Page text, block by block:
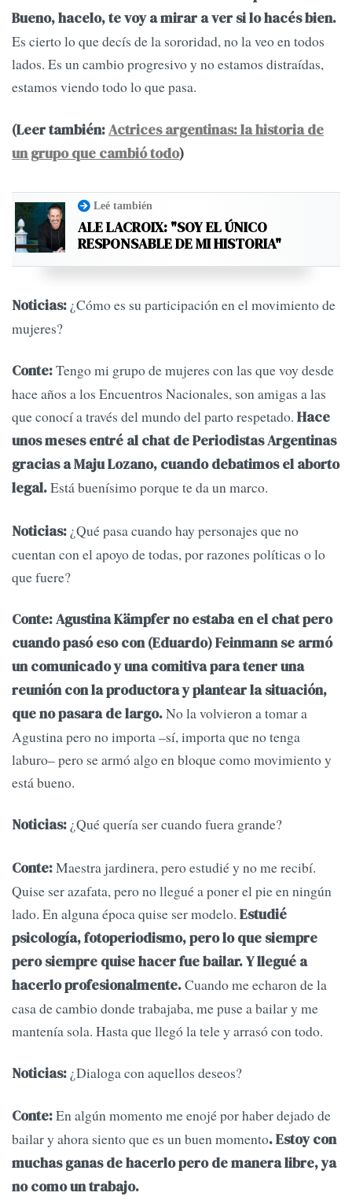
Bueno, hacelo, te voy a mirar a ver si lo hacés bien.
Es cierto lo que decís de la sororidad, no la veo en todos
lados. Es un cambio progresivo y no estamos distraídas,
estamos viendo todo lo que pasa.
(Leer también:Actrices argentinas: la historia de
un grupo que cambió todo)
Leé también
ALE LACROIX: "SOY EL ÚNICO
RESPONSABLE DE MI HISTORIA"
Noticias: ¿Cómo es su participación en el movimiento de
mujeres?
Conte:Tengo mi grupo de mujeres con las que voy desde
hace años a los Encuentros Nacionales, son amigas a las
que conocí a través del mundo del parto respetado. Hace
unos meses entré al chat de Periodistas Argentinas
gracias a Maju Lozano, cuando debatimos el aborto
legal.Está buenísimo porque te da un marco.
Noticias: ¿Qué pasa cuando hay personajes que no
cuentan con el apoyo de todas, por razones políticas o lo
que fuere?
Conte:Agustina Kämpfer no estaba en el chat pero
cuando pasó eso con (Eduardo) Feinmann se armó
un comunicado y una comitiva para tener una
reunión con la productora y plantear la situación,
que no pasara de largo.No la volvieron a tomar a
Agustina pero no importa –sí, importa que no tenga
laburo– pero se armó algo en bloque como movimiento y
está bueno.
Noticias: ¿Qué quería ser cuando fuera grande?
Conte:Maestra jardinera, pero estudié y no me recibí.
Quise ser azafata, pero no llegué a poner el pie en ningún
lado. En alguna época quise ser modelo. Estudié
psicología, fotoperiodismo, pero lo que siempre
pero siempre quise hacer fue bailar. Y llegué a
hacerlo profesionalmente.Cuando me echaron de la
casa de cambio donde trabajaba, me puse a bailar y me
mantenía sola. Hasta que llegó la tele y arrasó con todo.
Noticias: ¿Dialoga con aquellos deseos?
Conte:En algún momento me enojé por haber dejado de
bailar y ahora siento que es un buen momento. Estoy con
muchas ganas de hacerlo pero de manera libre, ya
no como un trabajo.